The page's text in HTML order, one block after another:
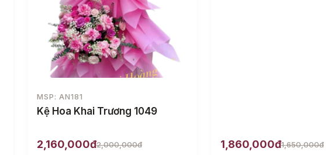
MSP: AN181
Kệ Hoa Khai Trương 1049
2,160,000đ2,000,000đ 1,860,000đ1,650,000đ